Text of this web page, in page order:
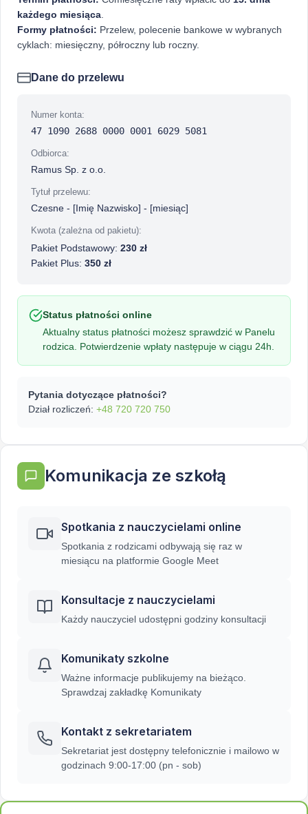
każdego miesiąca
Formy płatności: Przelew, polecenie bankowe w wybranych
cyklach: miesięczny, półroczny lub roczny.
Dane do przelewu
Numer konta:
47 1090 2688 0000 0001 6029 5081
Odbiorca:
Ramus Sp. z o.o.
Tytuł przelewu:
Czesne - [Imię Nazwisko] - [miesiąc]
Kwota (zależna od pakietu):
Pakiet Podstawowy: 230 zł
Pakiet Plus: 350 zł
Status płatności online
Aktualny status płatności możesz sprawdzić w Panelu
rodzica. Potwierdzenie wpłaty następuje w ciągu 24h.
Pytania dotyczące płatności?
Dział rozliczeń: +48 720 720 750
Komunikacja ze szkołą
Spotkania z nauczycielami online
Spotkania z rodzicami odbywają się raz w
miesiącu na platformie Google Meet
Konsultacje z nauczycielami
Każdy nauczyciel udostępni godziny konsultacji
Komunikaty szkolne
Ważne informacje publikujemy na bieżąco.
Sprawdzaj zakładkę Komunikaty
Kontakt z sekretariatem
Sekretariat jest dostępny telefonicznie i mailowo w
godzinach 9:00-17:00 (pn - sob)